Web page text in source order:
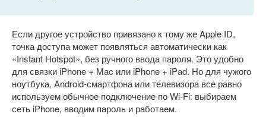
Если другое устройство привязано к тому же Apple ID,
точка доступа может появляться автоматически как
«Instant Hotspot», без ручного ввода пароля. Это удобно
для связки iPhone + Mac или iPhone + iPad. Но для чужого
ноутбука, Android-смартфона или телевизора все равно
используем обычное подключение по Wi-Fi: выбираем
сеть iPhone, вводим пароль и работаем.